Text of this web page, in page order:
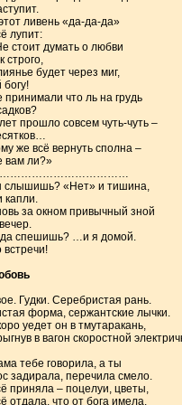
ливень «да-да-да»
лупит:
стоит думать о любви
строго,
будет через миг,
богу!
принимали что ль на грудь
прошло совсем чуть-чуть –
же всё вернуть сполна –
вам ли?»
слышишь? «Нет» и тишина,
капли.
за окном привычный зной
спешишь? …и я домой.
встречи!
Гудки. Серебристая рань.
форма, сержантские лычки.
уедет он в тмутаракань,
в вагон скоростной
тебе говорила, а ты
задирала, перечила смело.
приняла – поцелуи, цветы,
отдала, что от бога имела.